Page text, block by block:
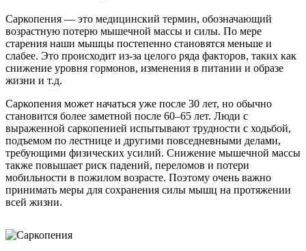
Саркопения — это медицинский термин, обозначающий
возрастную потерю мышечной массы и силы. По мере
старения наши мышцы постепенно становятся меньше и
слабее. Это происходит из-за целого ряда факторов, таких как
снижение уровня гормонов, изменения в питании и образе
жизни и т.д.
Саркопения может начаться уже после 30 лет, но обычно
становится более заметной после 60–65 лет. Люди с
выраженной саркопенией испытывают трудности с ходьбой,
подъемом по лестнице и другими повседневными делами,
требующими физических усилий. Снижение мышечной массы
также повышает риск падений, переломов и потери
мобильности в пожилом возрасте. Поэтому очень важно
принимать меры для сохранения силы мышц на протяжении
всей жизни.